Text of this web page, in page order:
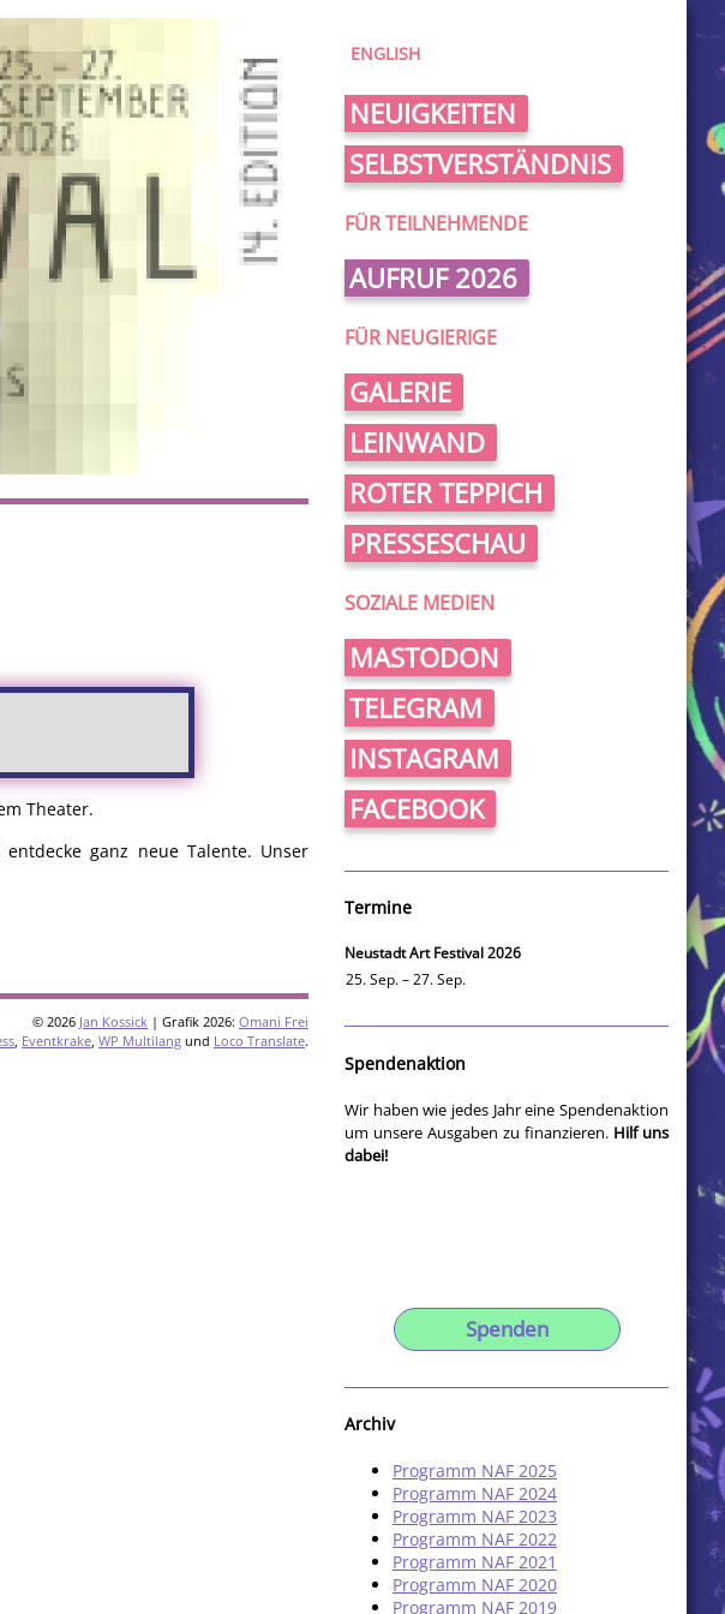
Theater.
ganz neue Talente. Unser
© 2026 Jan Kossick | Grafik 2026: Omani Frei
, Eventkrake, WP Multilang und Loco Translate.
ENGLISH
NEUIGKEITEN
SELBSTVERSTÄNDNIS
FÜR TEILNEHMENDE
AUFRUF 2026
FÜR NEUGIERIGE
GALERIE
LEINWAND
ROTER TEPPICH
PRESSESCHAU
SOZIALE MEDIEN
MASTODON
TELEGRAM
INSTAGRAM
FACEBOOK
Termine
Neustadt Art Festival 2026
25. Sep. – 27. Sep.
Spendenaktion
Wir haben wie jedes Jahr eine Spendenaktion
um unsere Ausgaben zu finanzieren. Hilf uns
dabei!
Spenden
Archiv
Programm NAF 2025
Programm NAF 2024
Programm NAF 2023
Programm NAF 2022
Programm NAF 2021
Programm NAF 2020
Programm NAF 2019